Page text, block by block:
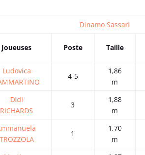
Dinamo Sassari
Joueuses Poste Taille
Ludovica
4-5
1,86
m
Didi
RICHARDS
3
1,88
m
TROZZOLA
1
1,70
m